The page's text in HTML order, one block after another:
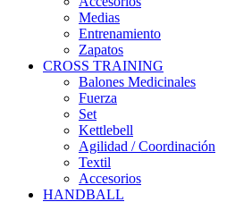
Medias
Entrenamiento
Zapatos
CROSS TRAINING
Balones Medicinales
Fuerza
Set
Kettlebell
Agilidad / Coordinación
Textil
Accesorios
HANDBALL